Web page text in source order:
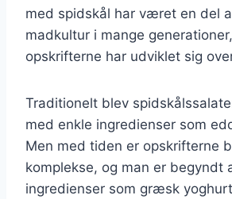
med spidskål har været en del
madkultur i mange
opskrifterne har udviklet sig
Traditionelt blev
med enkle ingredienser som
Men med tiden er opskrifterne
komplekse, og man er begyndt
ingredienser som græsk